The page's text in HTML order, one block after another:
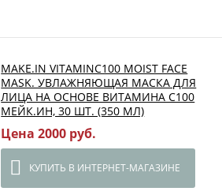
MAKE.IN VITAMINC100 MOIST FACE
MASK. УВЛАЖНЯЮЩАЯ МАСКА ДЛЯ
ЛИЦА НА ОСНОВЕ ВИТАМИНА С100
МЕЙК.ИН, 30 ШТ. (350 МЛ)
Цена 2000 руб.
КУПИТЬ В ИНТЕРНЕТ-МАГАЗИНЕ